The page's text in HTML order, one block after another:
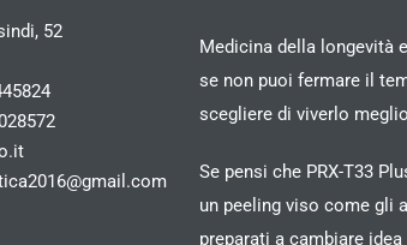
52
Medicina della longevità
se non puoi fermare il
scegliere di viverlo meglio
Se pensi che PRX-T33
un peeling viso come gli
preparati a cambiare idea